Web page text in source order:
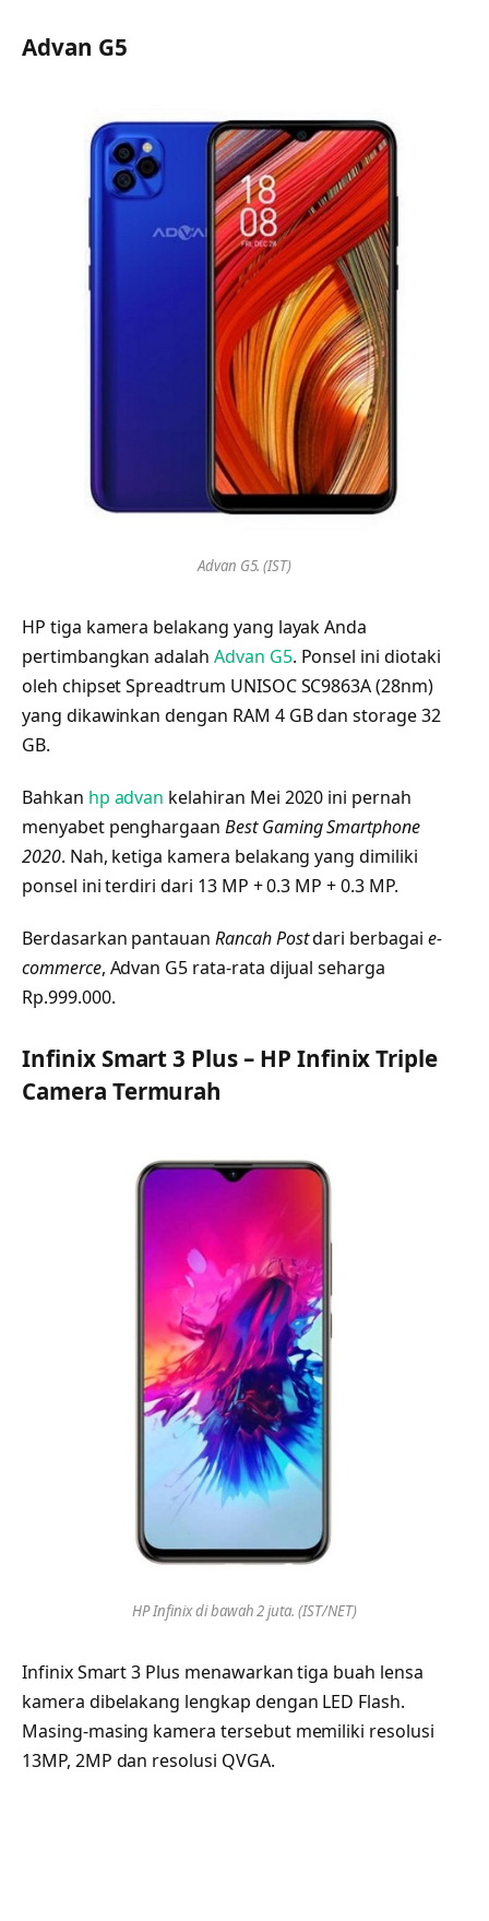
Advan G5
Advan G5. (IST)
HP tiga kamera belakang yang layak Anda
pertimbangkan adalah Advan G5. Ponsel ini diotaki
oleh chipset Spreadtrum UNISOC SC9863A (28nm)
yang dikawinkan dengan RAM 4 GB dan storage 32
GB.
Bahkan hp advan kelahiran Mei 2020 ini pernah
menyabet penghargaan Best Gaming Smartphone
2020. Nah, ketiga kamera belakang yang dimiliki
ponsel ini terdiri dari 13 MP + 0.3 MP + 0.3 MP.
Berdasarkan pantauan Rancah Postdari berbagai e-
commerce, Advan G5 rata-rata dijual seharga
Rp.999.000.
Infinix Smart 3 Plus – HP Infinix Triple
Camera Termurah
HP Infinix di bawah 2 juta. (IST/NET)
Infinix Smart 3 Plus menawarkan tiga buah lensa
kamera dibelakang lengkap dengan LED Flash.
Masing-masing kamera tersebut memiliki resolusi
13MP, 2MP dan resolusi QVGA.